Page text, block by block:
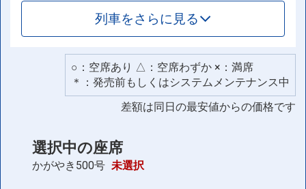
列車をさらに見る
○：空席あり △：空席わずか ×：満席
＊：発売前もしくはシステムメンテナンス中
差額は同日の最安値からの価格です
選択中の座席
かがやき500号 未選択